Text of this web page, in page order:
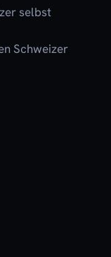
selbst
Schweizer